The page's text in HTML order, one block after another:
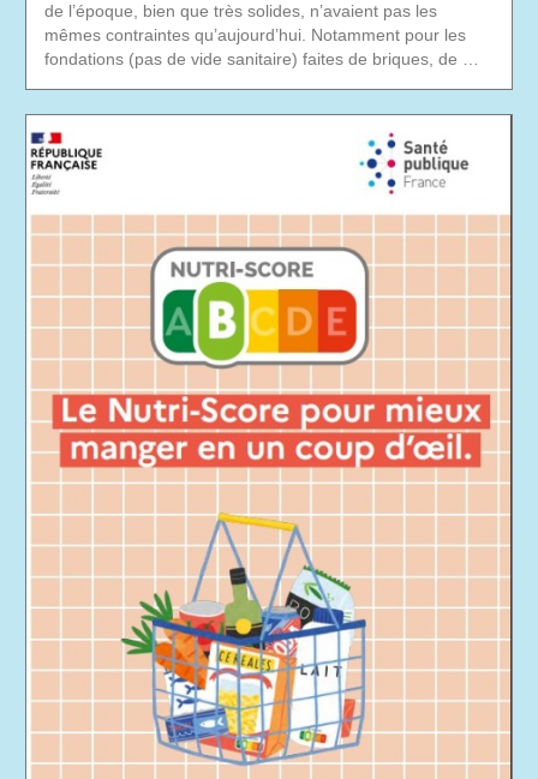
de l’époque, bien que très solides, n’avaient pas les
mêmes contraintes qu’aujourd’hui. Notamment pour les
fondations (pas de vide sanitaire) faites de briques, de …